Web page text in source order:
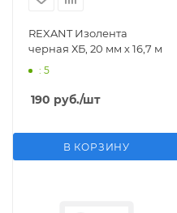
REXANT Изолента
черная ХБ, 20 мм х 16,7 м
: 5
190 руб./шт
В КОРЗИНУ